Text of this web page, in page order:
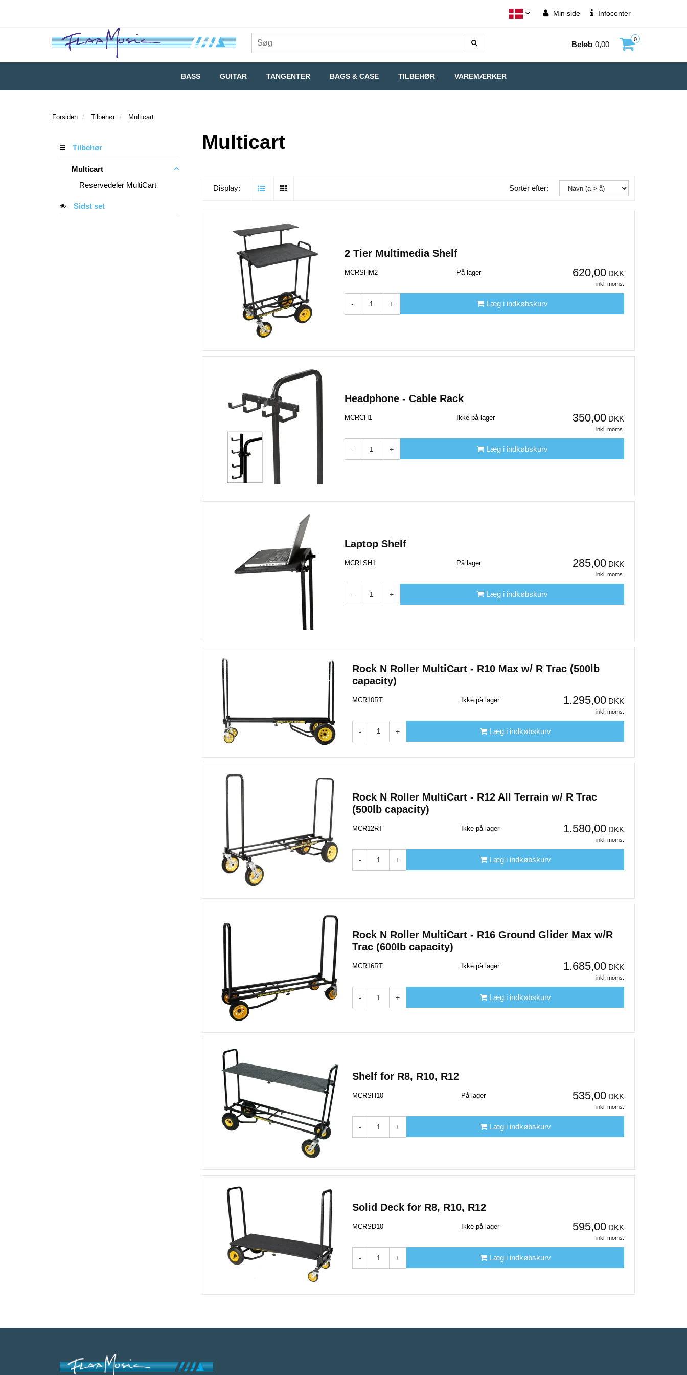
Min side Infocenter
Beløb 0,00
0
BASS GUITAR TANGENTER BAGS & CASE TILBEHØR VAREMÆRKER
Forsiden Tilbehør Multicart
Tilbehør
Multicart
Reservedeler MultiCart
Sidst set
Multicart
Display: Sorter efter:
2 Tier Multimedia Shelf
MCRSHM2 På lager 620,00 DKK
inkl. moms.
- + Læg i indkøbskurv
Headphone - Cable Rack
MCRCH1 Ikke på lager 350,00 DKK
inkl. moms.
- + Læg i indkøbskurv
Laptop Shelf
MCRLSH1 På lager 285,00 DKK
inkl. moms.
- + Læg i indkøbskurv
Rock N Roller MultiCart - R10 Max w/ R Trac (500lb
capacity)
MCR10RT Ikke på lager 1.295,00 DKK
inkl. moms.
- + Læg i indkøbskurv
Rock N Roller MultiCart - R12 All Terrain w/ R Trac
(500lb capacity)
MCR12RT Ikke på lager 1.580,00 DKK
inkl. moms.
- + Læg i indkøbskurv
Rock N Roller MultiCart - R16 Ground Glider Max w/R
Trac (600lb capacity)
MCR16RT Ikke på lager 1.685,00 DKK
inkl. moms.
- + Læg i indkøbskurv
Shelf for R8, R10, R12
MCRSH10 På lager 535,00 DKK
inkl. moms.
- + Læg i indkøbskurv
Solid Deck for R8, R10, R12
MCRSD10 Ikke på lager 595,00 DKK
inkl. moms.
- + Læg i indkøbskurv